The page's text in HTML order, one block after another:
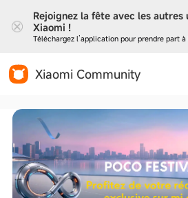
Rejoignez la fête avec les
Xiaomi !
Téléchargez l’application pour prendre part
Xiaomi Community